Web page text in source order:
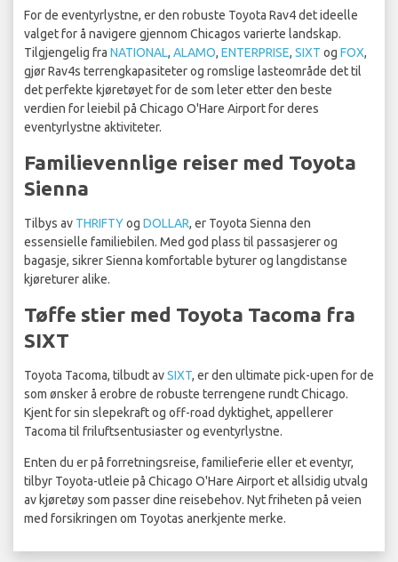
For de eventyrlystne, er den robuste Toyota Rav4 det ideelle
valget for å navigere gjennom Chicagos varierte landskap.
Tilgjengelig fra NATIONAL, ALAMO, ENTERPRISE, SIXT og FOX,
gjør Rav4s terrengkapasiteter og romslige lasteområde det til
det perfekte kjøretøyet for de som leter etter den beste
verdien for leiebil på Chicago O'Hare Airport for deres
eventyrlystne aktiviteter.
Familievennlige reiser med Toyota
Sienna
Tilbys av THRIFTYog DOLLAR, er Toyota Sienna den
essensielle familiebilen. Med god plass til passasjerer og
bagasje, sikrer Sienna komfortable byturer og langdistanse
kjøreturer alike.
Tøffe stier med Toyota Tacoma fra
SIXT
Toyota Tacoma, tilbudt avSIXT, er den ultimate pick-upen for de
som ønsker å erobre de robuste terrengene rundt Chicago.
Kjent for sin slepekraft og off-road dyktighet, appellerer
Tacoma til friluftsentusiaster og eventyrlystne.
Enten du er på forretningsreise, familieferie eller et eventyr,
tilbyr Toyota-utleie på Chicago O'Hare Airport et allsidig utvalg
av kjøretøy som passer dine reisebehov. Nyt friheten på veien
med forsikringen om Toyotas anerkjente merke.